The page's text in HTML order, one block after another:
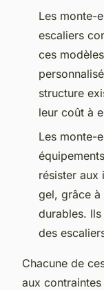
Les monte-
escaliers
ces
structure
leur coût à
Les monte-
résister aux
gel, grâce à
durables.
des
Chacune de
aux